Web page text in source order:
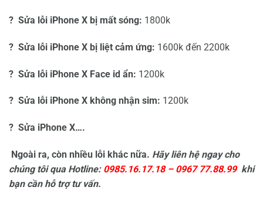
? Sửa lỗi iPhone X bị mất sóng: 1800k
? Sửa lỗi iPhone X bị liệt cảm ứng: 1600k đến 2200k
? Sửa lỗi iPhone X Face id ẩn: 1200k
? Sửa lỗi iPhone X không nhận sim: 1200k
? Sửa iPhone X….
Ngoài ra, còn nhiều lỗi khác nữa. Hãy liên hệ ngay cho
chúng tôi qua Hotline: 0985.16.17.18 – 0967 77.88.99khi
bạn cần hỗ trợ tư vấn.